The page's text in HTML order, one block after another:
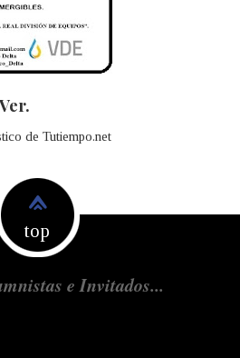
de Tutiempo.net
top
e Invitados...